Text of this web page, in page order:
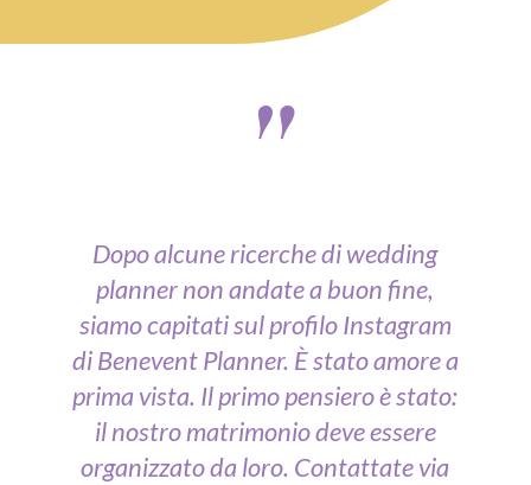
"
Dopo alcune ricerche di wedding
planner non andate a buon fine,
siamo capitati sul profilo Instagram
di Benevent Planner. È stato amore a
prima vista. Il primo pensiero è stato:
il nostro matrimonio deve essere
organizzato da loro. Contattate via